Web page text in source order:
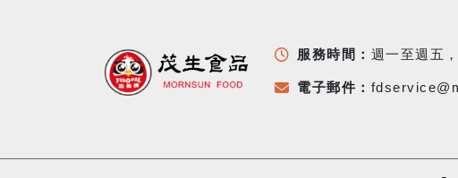
服務時間： 週一至週五
電子郵件：